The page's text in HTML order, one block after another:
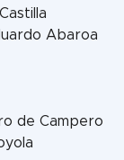
Abaroa
de Campero